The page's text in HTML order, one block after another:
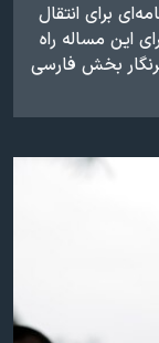
برای انتقال
اين مساله راه
بخش فارسی